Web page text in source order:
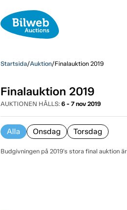
Startsida/Auktion/Finalauktion 2019
Finalauktion 2019
AUKTIONEN HÅLLS: 6 - 7 nov 2019
Alla Onsdag Torsdag
Budgivningen på 2019's stora final auktion